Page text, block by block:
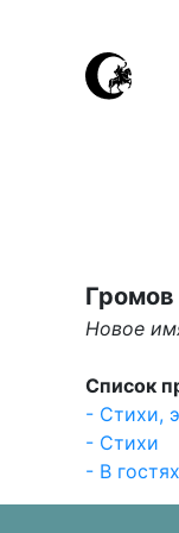
Новое
Список
- Стихи,
- Стихи
- В